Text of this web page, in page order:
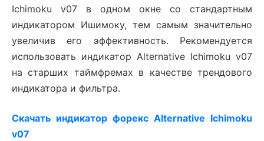
Ichimoku v07 в одном окне со стандартным
индикатором Ишимоку, тем самым значительно
увеличив его эффективность. Рекомендуется
использовать индикатор Alternative Ichimoku v07
на старших таймфремах в качестве трендового
индикатора и фильтра.
Скачать индикатор форекс Alternative Ichimoku
v07